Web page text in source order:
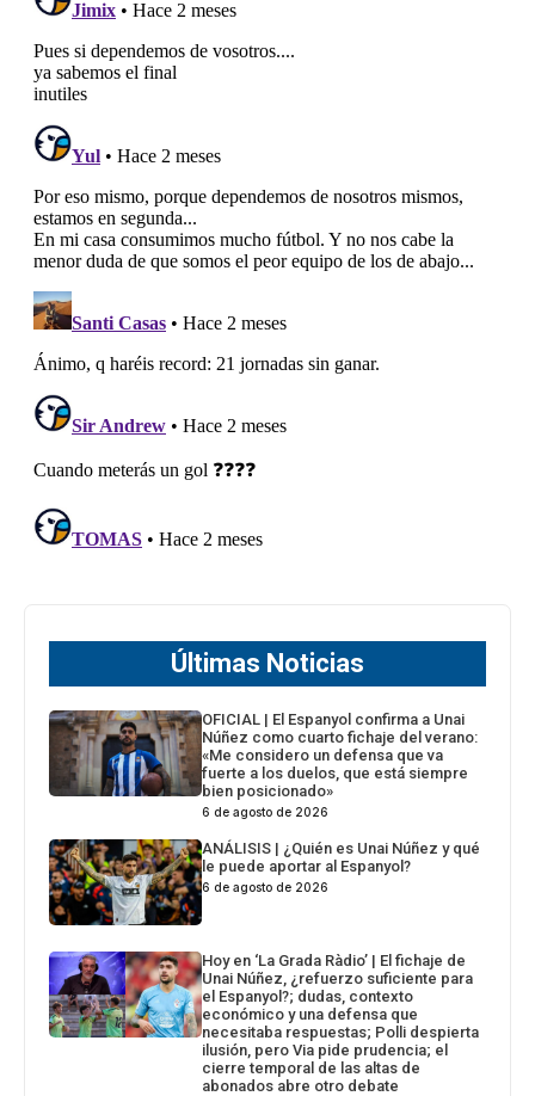
Últimas Noticias
OFICIAL | El Espanyol confirma a Unai
Núñez como cuarto fichaje del verano:
«Me considero un defensa que va
fuerte a los duelos, que está siempre
bien posicionado»
6 de agosto de 2026
ANÁLISIS | ¿Quién es Unai Núñez y qué
le puede aportar al Espanyol?
6 de agosto de 2026
Hoy en ‘La Grada Ràdio’ | El fichaje de
Unai Núñez, ¿refuerzo suficiente para
el Espanyol?; dudas, contexto
económico y una defensa que
necesitaba respuestas; Polli despierta
ilusión, pero Via pide prudencia; el
cierre temporal de las altas de
abonados abre otro debate